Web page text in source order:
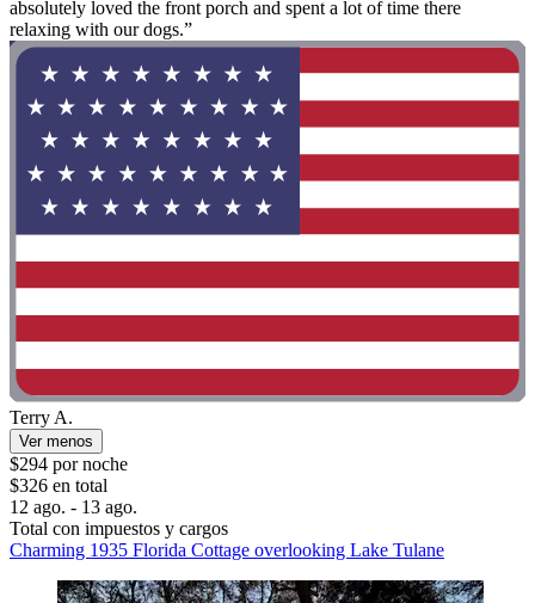
absolutely loved the front porch and spent a lot of time there
relaxing with our dogs.”
Terry A.
Ver menos
$294 por noche
$326 en total
12 ago. - 13 ago.
Total con impuestos y cargos
Charming 1935 Florida Cottage overlooking Lake Tulane